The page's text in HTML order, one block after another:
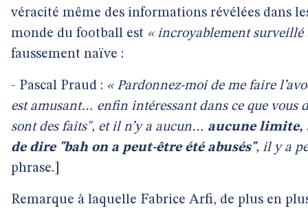
véracité même des informations révélées dans
monde du football est « incroyablement surveillé
faussement naïve :
- Pascal Praud : « Pardonnez-moi de me faire
est amusant… enfin intéressant dans ce que vous
sont des faits", et il n’y a aucun… aucune limite,
de dire "bah on a peut-être été abusés", il y a
phrase.]
Remarque à laquelle Fabrice Arfi, de plus en